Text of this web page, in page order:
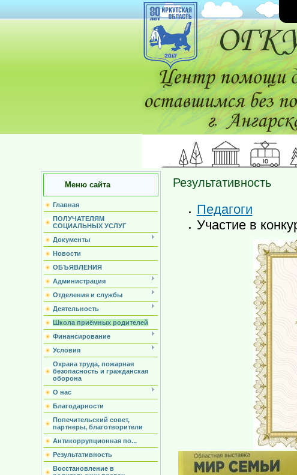
Меню сайта
Главная
ПОЛУЧАТЕЛЯМ
СОЦИАЛЬНЫХ УСЛУГ
Документы
Новости
ОБЪЯВЛЕНИЯ
Администрация
Отделения и службы
Деятельность
Школа приёмных родителей
Финансирование
Условия
Охрана труда, пожарная
безопасность и гражданская
оборона
О нас
Благодарности
Попечительский совет,
партнеры, благотворители
Антикоррупционная по...
Результативность
Восстановление в
Результативность
Педагоги
Участие в